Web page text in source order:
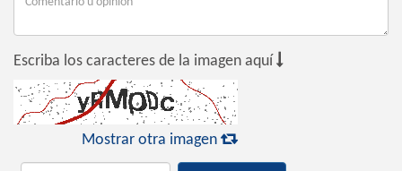
Escriba los caracteres de la imagen aquí 
Mostrar otra imagen 